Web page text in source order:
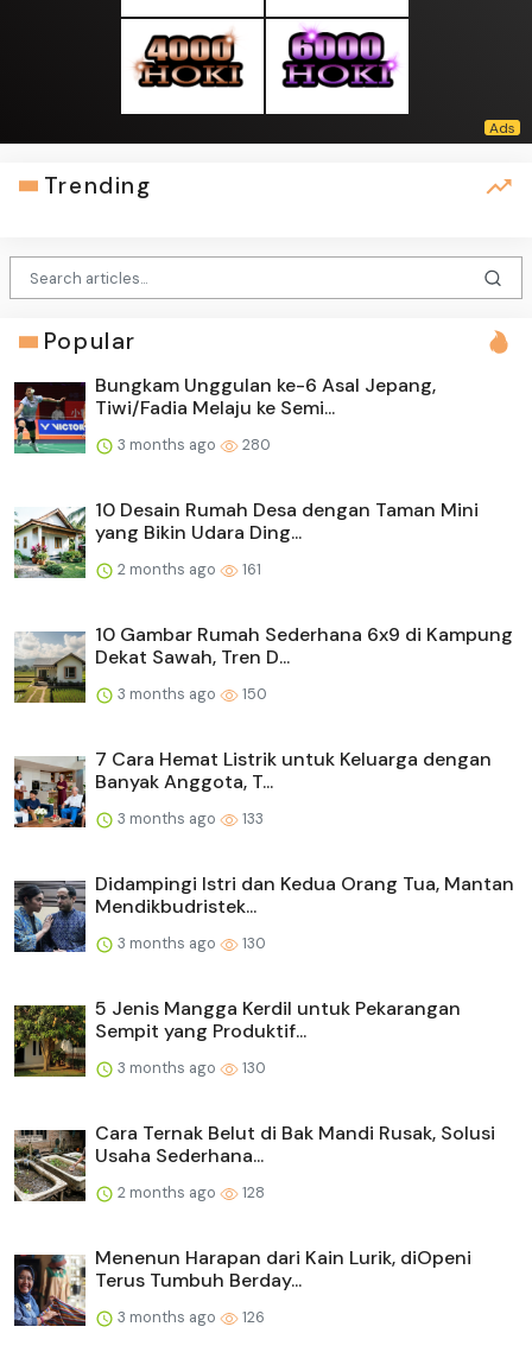
Trending
Popular
Bungkam Unggulan ke-6 Asal Jepang,
Tiwi/Fadia Melaju ke Semi...
3 months ago 280
10 Desain Rumah Desa dengan Taman Mini
yang Bikin Udara Ding...
2 months ago 161
10 Gambar Rumah Sederhana 6x9 di Kampung
Dekat Sawah, Tren D...
3 months ago 150
7 Cara Hemat Listrik untuk Keluarga dengan
Banyak Anggota, T...
3 months ago 133
Didampingi Istri dan Kedua Orang Tua, Mantan
Mendikbudristek...
3 months ago 130
5 Jenis Mangga Kerdil untuk Pekarangan
Sempit yang Produktif...
3 months ago 130
Cara Ternak Belut di Bak Mandi Rusak, Solusi
Usaha Sederhana...
2 months ago 128
Menenun Harapan dari Kain Lurik, diOpeni
Terus Tumbuh Berday...
3 months ago 126